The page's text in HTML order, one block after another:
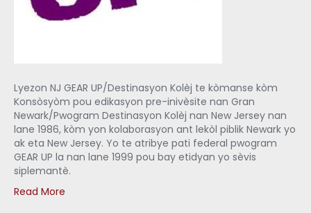
Lyezon NJ GEAR UP/Destinasyon Kolèj te kòmanse kòm
Konsòsyòm pou edikasyon pre-inivèsite nan Gran
Newark/Pwogram Destinasyon Kolèj nan New Jersey nan
lane 1986, kòm yon kolaborasyon ant lekòl piblik Newark yo
ak eta New Jersey. Yo te atribye pati federal pwogram
GEAR UP la nan lane 1999 pou bay etidyan yo sèvis
siplemantè.
Read More